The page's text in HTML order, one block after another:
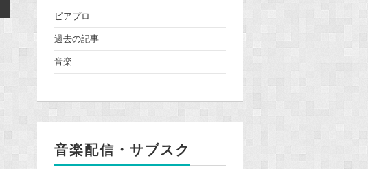
ピアプロ
過去の記事
音楽
音楽配信・サブスク